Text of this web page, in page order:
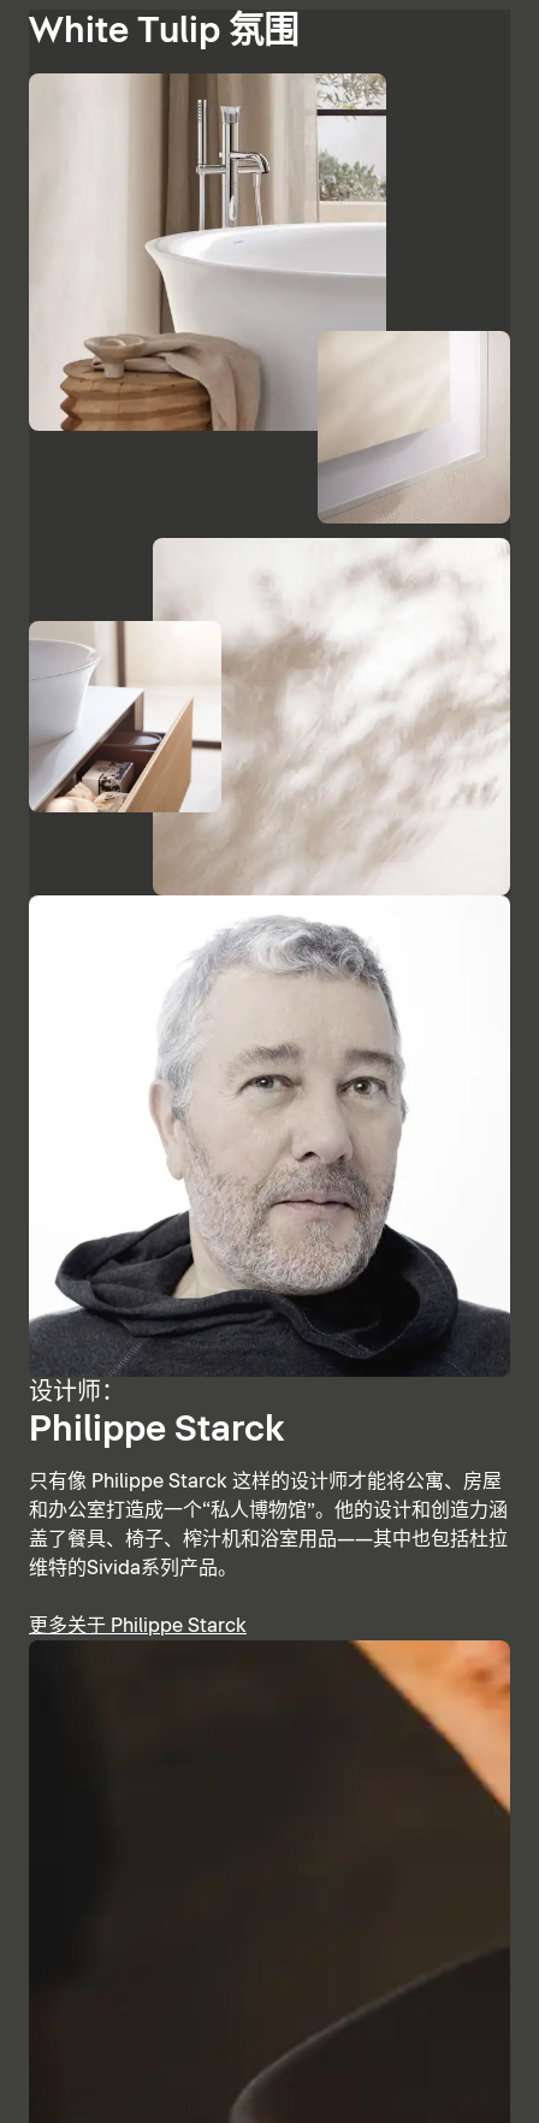
White Tulip 氛围
设计师：
Philippe Starck
只有像 Philippe Starck 这样的设计师才能将公寓、房屋
和办公室打造成一个“私人博物馆”。他的设计和创造力涵
盖了餐具、椅子、榨汁机和浴室用品——其中也包括杜拉
维特的Sivida系列产品。
更多关于 Philippe Starck